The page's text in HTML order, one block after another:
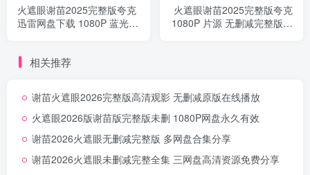
火遮眼谢苗2025完整版夸克
迅雷网盘下载 1080P 蓝光全
火遮眼谢苗2025完整版夸克
1080P 片源 无删减完整版在
相关推荐
谢苗火遮眼2026完整版高清观影 无删减原版在线播放
火遮眼2026版谢苗版完整版未删 1080P网盘永久有效
谢苗2026火遮眼无删减完整版 多网盘合集分享
谢苗2026火遮眼未删减完整全集 三网盘高清资源免费分享